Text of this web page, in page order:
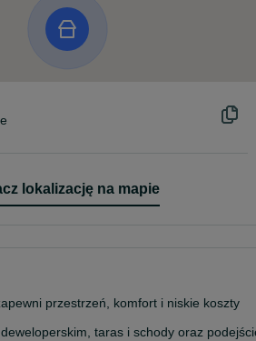
lokalizację na mapie
przestrzeń, komfort i niskie koszty
taras i schody oraz